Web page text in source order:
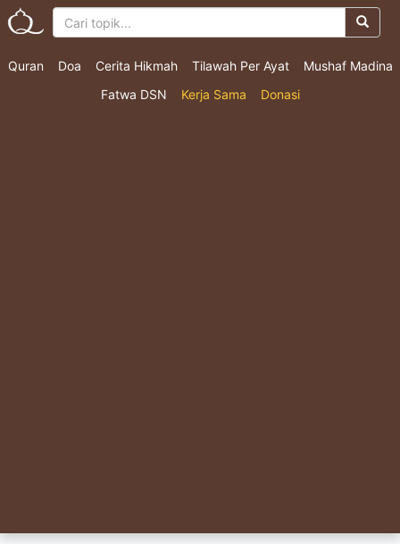
Quran Doa Cerita Hikmah Tilawah Per Ayat
Mushaf Madina
Fatwa DSN
Kerja Sama Donasi